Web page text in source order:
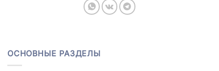
ОСНОВНЫЕ РАЗДЕЛЫ